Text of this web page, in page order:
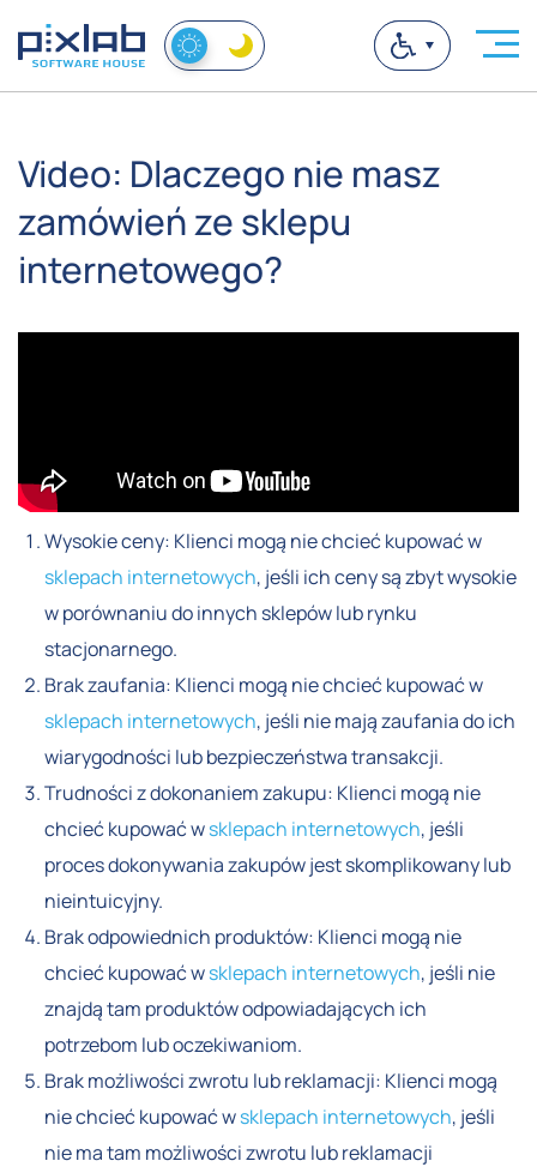
Video: Dlaczego nie masz
zamówień ze sklepu
internetowego?
Wysokie ceny: Klienci mogą nie chcieć kupować w
sklepach internetowych, jeśli ich ceny są zbyt wysokie
w porównaniu do innych sklepów lub rynku
stacjonarnego.
Brak zaufania: Klienci mogą nie chcieć kupować w
sklepach internetowych, jeśli nie mają zaufania do ich
wiarygodności lub bezpieczeństwa transakcji.
Trudności z dokonaniem zakupu: Klienci mogą nie
chcieć kupować wsklepach internetowych, jeśli
proces dokonywania zakupów jest skomplikowany lub
nieintuicyjny.
Brak odpowiednich produktów: Klienci mogą nie
chcieć kupować wsklepach internetowych, jeśli nie
znajdą tam produktów odpowiadających ich
potrzebom lub oczekiwaniom.
Brak możliwości zwrotu lub reklamacji: Klienci mogą
nie chcieć kupować wsklepach internetowych, jeśli
nie ma tam możliwości zwrotu lub reklamacji